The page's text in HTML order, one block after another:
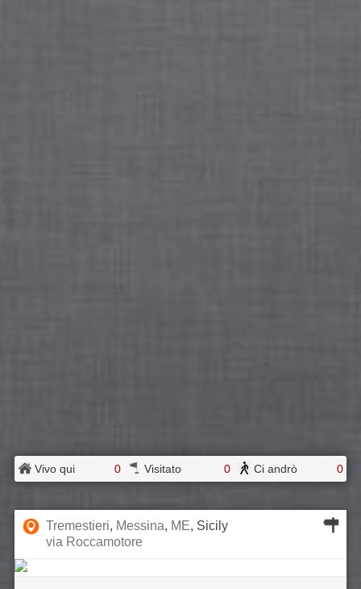
Vivo qui 0 Visitato 0 Ci andrò 0
Tremestieri, Messina, ME, Sicily
via Roccamotore